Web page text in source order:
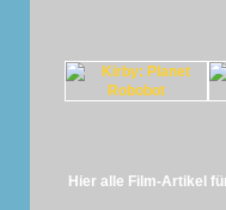
Hier alle Film-Artikel